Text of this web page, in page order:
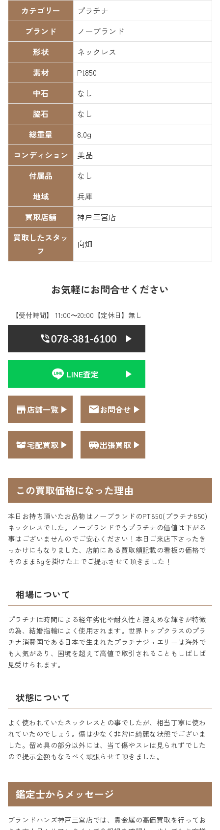
カテゴリー
プラチナ
ブランド
ノーブランド
形状
ネックレス
素材
Pt850
中石
なし
脇石
なし
総重量
8.0g
コンディション
美品
付属品
なし
地域
兵庫
買取店舗
神戸三宮店
買取したスタッ
フ
向畑
お気軽にお問合せください
【受付時間】 11:00〜20:00【定休日】無し
078-381-6100
LINE査定
店舗一覧 お問合せ
宅配買取 出張買取
この買取価格になった理由
本日お持ち頂いたお品物はノーブランドのPT850(プラチナ850)
ネックレスでした。ノーブランドでもプラチナの価値は下がる
事はございませんのでご安心ください！本日ご来店下さったき
っかけにもなりました、店前にある買取額記載の看板の価格で
そのまま8gを掛けた上でご提示させて頂きました！
相場について
プラチナは時間による経年劣化や耐久性と控えめな輝きが特徴
の為、結婚指輪によく使用されます。世界トップクラスのプラ
チナ消費国である日本で生まれたプラチナジュエリーは海外で
も人気があり、国境を超えて高値で取引されることもしばしば
見受けられます。
状態について
よく使われていたネックレスとの事でしたが、相当丁寧に使わ
れていたのでしょう。傷は少なく非常に綺麗な状態でございま
した。留め具の部分以外には、当て傷やスレは見られずでした
ので提示金額もなるべく頑張らせて頂きました。
鑑定士からメッセージ
ブランドハンズ神戸三宮店では、貴金属の高価買取を行ってお